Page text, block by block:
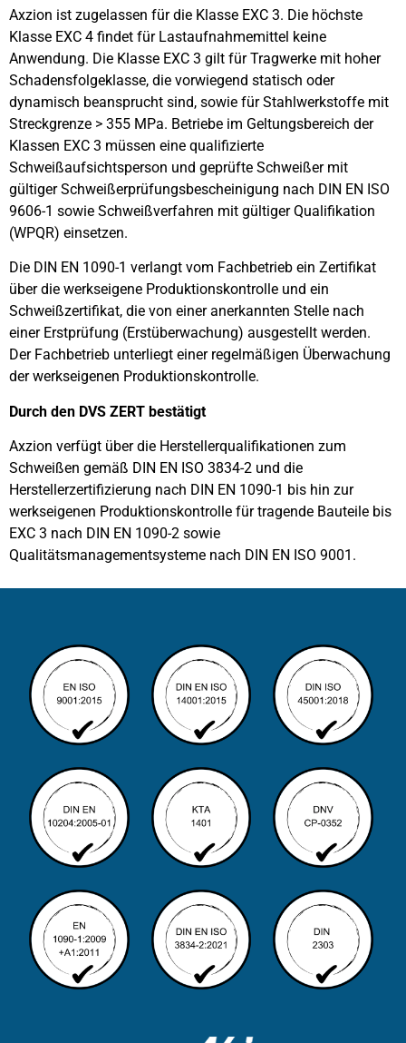
Axzion ist zugelassen für die Klasse EXC 3. Die höchste
Klasse EXC 4 findet für Lastaufnahmemittel keine
Anwendung. Die Klasse EXC 3 gilt für Tragwerke mit hoher
Schadensfolgeklasse, die vorwiegend statisch oder
dynamisch beansprucht sind, sowie für Stahlwerkstoffe mit
Streckgrenze > 355 MPa. Betriebe im Geltungsbereich der
Klassen EXC 3 müssen eine qualifizierte
Schweißaufsichtsperson und geprüfte Schweißer mit
gültiger Schweißerprüfungsbescheinigung nach DIN EN ISO
9606-1 sowie Schweißverfahren mit gültiger Qualifikation
(WPQR) einsetzen.
Die DIN EN 1090-1 verlangt vom Fachbetrieb ein Zertifikat
über die werkseigene Produktionskontrolle und ein
Schweißzertifikat, die von einer anerkannten Stelle nach
einer Erstprüfung (Erstüberwachung) ausgestellt werden.
Der Fachbetrieb unterliegt einer regelmäßigen Überwachung
der werkseigenen Produktionskontrolle.
Durch den DVS ZERT bestätigt
Axzion verfügt über die Herstellerqualifikationen zum
Schweißen gemäß DIN EN ISO 3834-2 und die
Herstellerzertifizierung nach DIN EN 1090-1 bis hin zur
werkseigenen Produktionskontrolle für tragende Bauteile bis
EXC 3 nach DIN EN 1090-2 sowie
Qualitätsmanagementsysteme nach DIN EN ISO 9001.